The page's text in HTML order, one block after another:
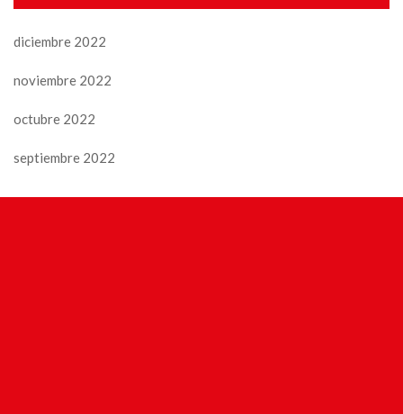
diciembre 2022
noviembre 2022
octubre 2022
septiembre 2022